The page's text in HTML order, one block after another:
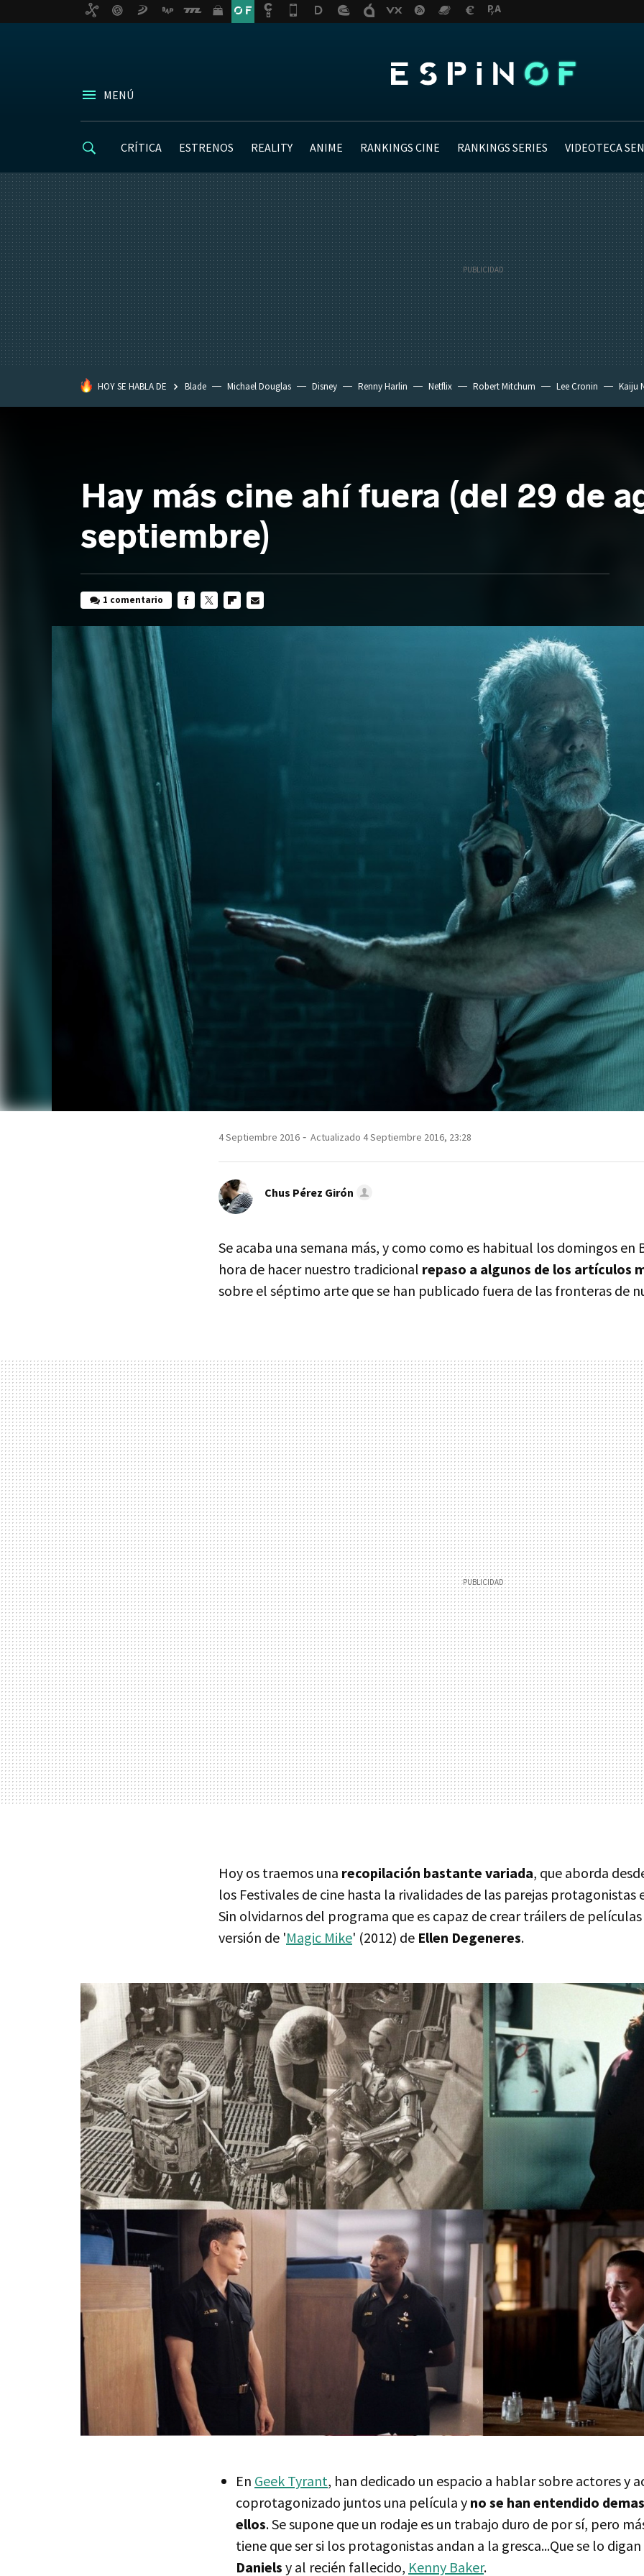
MENÚ
CRÍTICA ESTRENOS REALITY ANIME RANKINGS CINE RANKINGS SERIES VIDEOTECA
HOY SE HABLA DE Blade Michael Douglas Disney Renny Harlin Netflix Robert Mitchum Lee Cronin Kaiju
Hay más cine ahí fuera (del 29 de
septiembre)
1 comentario
4 Septiembre 2016 Actualizado 4 Septiembre 2016, 23:28
Chus Pérez Girón
Se acaba una semana más, y como como es habitual los domingos en
hora de hacer nuestro tradicional repaso a algunos de los artículos
sobre el séptimo arte que se han publicado fuera de las fronteras de
Hoy os traemos una recopilación bastante variada, que aborda
los Festivales de cine hasta la rivalidades de las parejas protagonistas
Sin olvidarnos del programa que es capaz de crear tráilers de
versión de 'Magic Mike' (2012) de Ellen Degeneres.
En Geek Tyrant, han dedicado un espacio a hablar sobre actores y
coprotagonizado juntos una película y no se han entendido
ellos. Se supone que un rodaje es un trabajo duro de por sí, pero
tiene que ser si los protagonistas andan a la gresca...Que se lo digan
Daniels y al recién fallecido, Kenny Baker.